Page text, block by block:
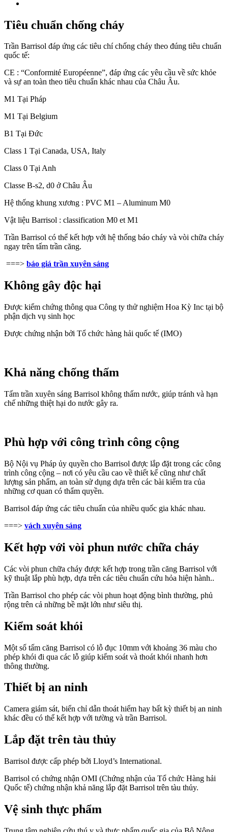
Tiêu chuẩn chống cháy
Trần Barrisol đáp ứng các tiêu chí chống cháy theo đúng tiêu chuẩn
quốc tế:
CE : “Conformité Européenne”, đáp ứng các yêu cầu về sức khỏe
và sự an toàn theo tiêu chuẩn khác nhau của Châu Âu.
M1 Tại Pháp
M1 Tại Belgium
B1 Tại Đức
Class 1 Tại Canada, USA, Italy
Class 0 Tại Anh
Classe B-s2, d0 ở Châu Âu
Hệ thống khung xương : PVC M1 – Aluminum M0
Vật liệu Barrisol : classification M0 et M1
Trần Barrisol có thể kết hợp với hệ thống báo cháy và vòi chữa cháy
ngay trên tấm trần căng.
===> báo giá trần xuyên sáng
Không gây độc hại
Được kiểm chứng thông qua Công ty thử nghiệm Hoa Kỳ Inc tại bộ
phận dịch vụ sinh học
Được chứng nhận bởi Tổ chức hàng hải quốc tế (IMO)
Khả năng chống thấm
Tấm trần xuyên sáng Barrisol không thấm nước, giúp tránh và hạn
chế những thiệt hại do nước gây ra.
Phù hợp với công trình công cộng
Bộ Nội vụ Pháp ủy quyền cho Barrisol được lắp đặt trong các công
trình công cộng – nơi có yêu cầu cao về thiết kế cũng như chất
lượng sản phẩm, an toàn sử dụng dựa trên các bài kiểm tra của
những cơ quan có thẩm quyền.
Barrisol đáp ứng các tiêu chuẩn của nhiều quốc gia khác nhau.
===> vách xuyên sáng
Kết hợp với vòi phun nước chữa cháy
Các vòi phun chữa cháy được kết hợp trong trần căng Barrisol với
kỹ thuật lắp phù hợp, dựa trên các tiêu chuẩn cứu hỏa hiện hành..
Trần Barrisol cho phép các vòi phun hoạt động bình thường, phủ
rộng trên cả những bề mặt lớn như siêu thị.
Kiểm soát khói
Một số tấm căng Barrisol có lỗ đục 10mm với khoảng 36 màu cho
phép khói đi qua các lỗ giúp kiểm soát và thoát khói nhanh hơn
thông thường.
Thiết bị an ninh
Camera giám sát, biển chỉ dẫn thoát hiểm hay bất kỳ thiết bị an ninh
khác đều có thể kết hợp với tường và trần Barrisol.
Lắp đặt trên tàu thủy
Barrisol được cấp phép bởi Lloyd’s International.
Barrisol có chứng nhận OMI (Chứng nhận của Tổ chức Hàng hải
Quốc tế) chứng nhận khả năng lắp đặt Barrisol trên tàu thủy.
Vệ sinh thực phẩm